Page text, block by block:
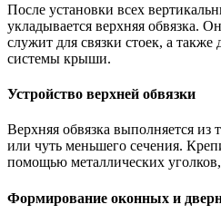
После установки всех
укладывается верхняя обвязка.
служит для связки стоек, а
системы крыши.
Устройство верхней обвязки
Верхняя обвязка выполняется из
или чуть меньшего сечения.
помощью металлических
Формирование оконных и